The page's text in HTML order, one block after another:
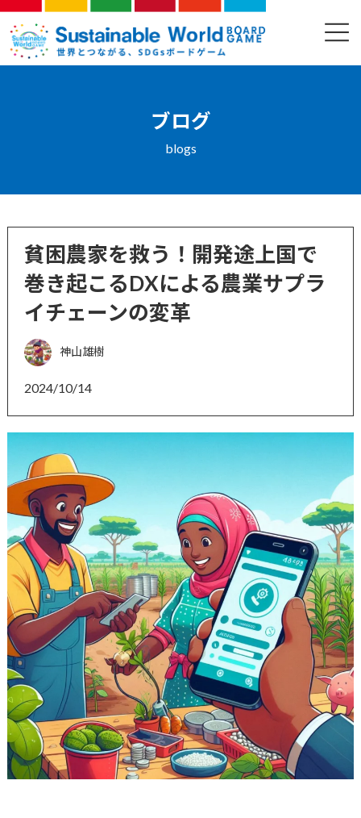
ブログ
ブログ
blogs
貧困農家を救う！開発途上国で
巻き起こるDXによる農業サプラ
イチェーンの変革
神山雄樹
2024/10/14